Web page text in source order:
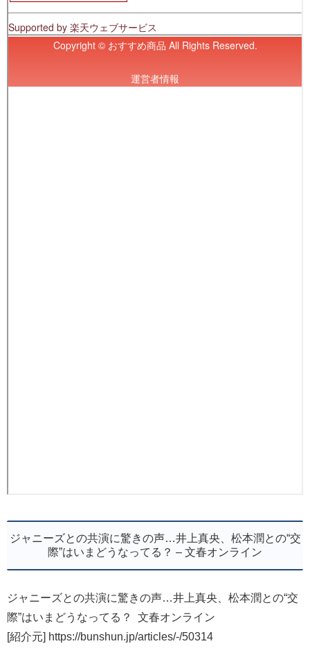
ジャニーズとの共演に驚きの声…井上真央、松本潤との“交
際”はいまどうなってる？ – 文春オンライン
ジャニーズとの共演に驚きの声…井上真央、松本潤との“交
際”はいまどうなってる？ 文春オンライン
[紹介元] https://bunshun.jp/articles/-/50314